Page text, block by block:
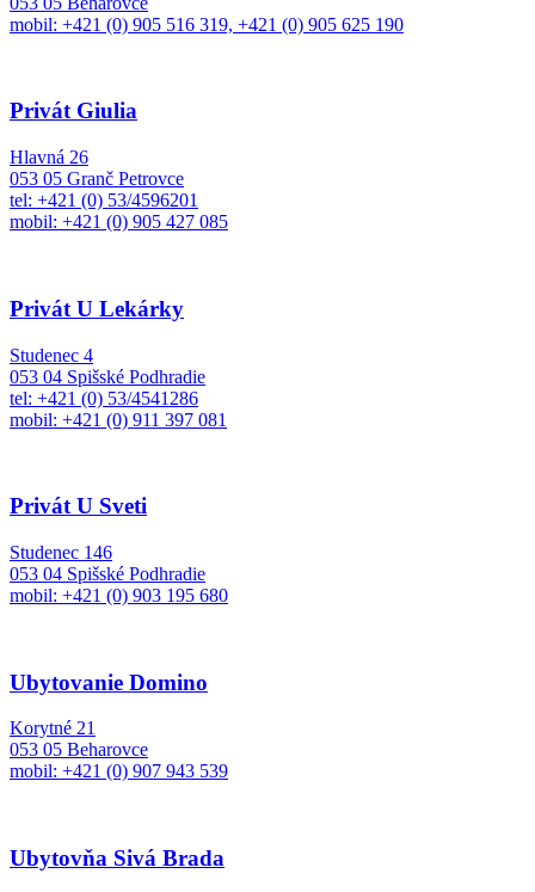
mobil: +421 (0) 905 516 319, +421 (0) 905 625 190
Privát Giulia
Hlavná 26
053 05 Granč Petrovce
tel: +421 (0) 53/4596201
mobil: +421 (0) 905 427 085
Privát U Lekárky
Studenec 4
053 04 Spišské Podhradie
tel: +421 (0) 53/4541286
mobil: +421 (0) 911 397 081
Privát U Sveti
Studenec 146
053 04 Spišské Podhradie
mobil: +421 (0) 903 195 680
Ubytovanie Domino
Korytné 21
053 05 Beharovce
mobil: +421 (0) 907 943 539
Ubytovňa Sivá Brada